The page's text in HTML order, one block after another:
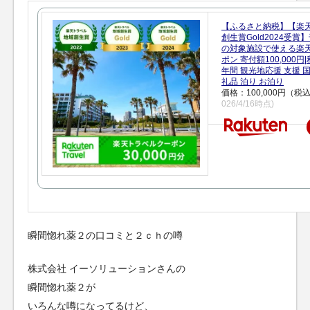
【ふるさと納税】【楽
創生賞Gold2024受賞
の対象施設で使える楽
ポン 寄付額100,000円|
年間 観光地応援 支援
礼品 泊り お泊り
価格：100,000円（税
026/4/16時点)
瞬間惚れ薬２の口コミと２ｃｈの噂
株式会社 イーソリューションさんの
瞬間惚れ薬２が
いろんな噂になってるけど、